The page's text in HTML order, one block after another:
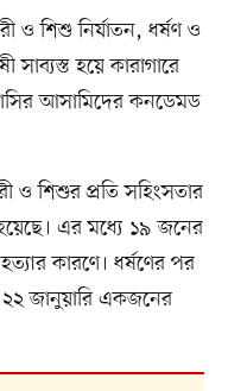
ও শিশু নির্যাতন, ধর্ষণ ও
হয়ে কারাগারে
আসামিদের কনডেমড
ও শিশুর প্রতি সহিংসতার
এর মধ্যে ১৯ জনের
কারণে। ধর্ষণের পর
২২ জানুয়ারি একজনের